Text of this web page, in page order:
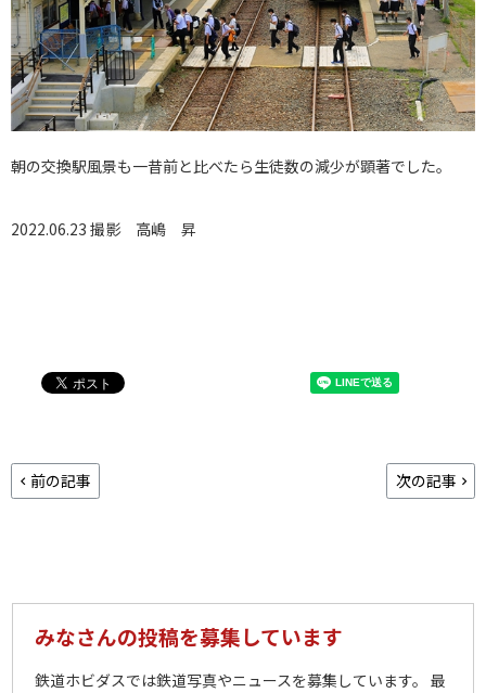
朝の交換駅風景も一昔前と比べたら生徒数の減少が顕著でした。
2022.06.23 撮影 高嶋 昇
前の記事 次の記事
みなさんの投稿を募集しています
鉄道ホビダスでは鉄道写真やニュースを募集しています。 最